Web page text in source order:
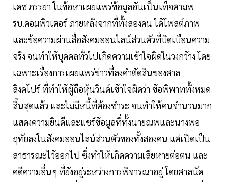
เดช ภรรยา ในข้อหาเผยแพร่ข้อมูลอันเป็นเท็จตามพ
รบ.คอมพิวเตอร์ ภายหลังจากที่ทั้งสองคน ได้โพสต์ภาพ
และข้อความผ่านสื่อสังคมออนไลน์ส่วนตัวที่บิดเบือนความ
จริง จนทำให้บุคคลทั่วไปเกิดความเข้าใจผิดในวงกว้าง โดย
เฉพาะเรื่องการเผยแพร่ข่าวที่ลงคำตัดสินของศาล
สิงคโปร์ ที่ทำให้ผู้ถือหุ้นวินด์เข้าใจผิดว่า ข้อพิพาททั้งหมด
สิ้นสุดแล้ว และไม่มีหนี้ที่ต้องชำระ จนทำให้คนจำนวนมาก
แสดงความยินดีและแชร์ข้อมูลที่ทั้งนายณพและนางพอ
ฤทัยลงในสังคมออนไลน์ส่วนตัวของทั้งสองคน แต่เปิดเป็น
สาธารณะไว้ออกไป ซึ่งทำให้เกิดความเสียหายต่อตน และ
คดีความอื่นๆ ที่ยังอยู่ระหว่างการพิจารณาอยู่ โดยศาลนัด